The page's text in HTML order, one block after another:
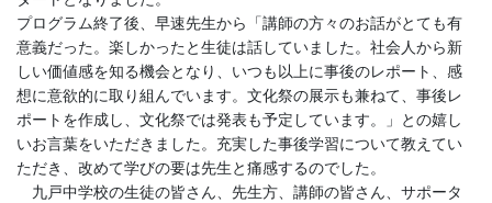
プログラム終了後、早速先生から「講師の方々のお話がとても有
意義だった。楽しかったと生徒は話していました。社会人から新
しい価値感を知る機会となり、いつも以上に事後のレポート、感
想に意欲的に取り組んでいます。文化祭の展示も兼ねて、事後レ
ポートを作成し、文化祭では発表も予定しています。」との嬉し
いお言葉をいただきました。充実した事後学習について教えてい
ただき、改めて学びの要は先生と痛感するのでした。
九戸中学校の生徒の皆さん、先生方、講師の皆さん、サポータ